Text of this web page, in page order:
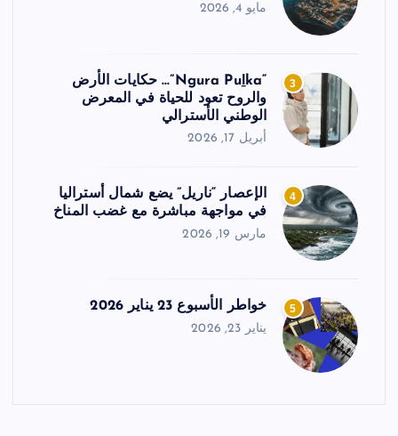
مايو 4, 2026
3
“Ngura Puḻka”… حكايات الأرض
والروح تعود للحياة في المعرض
الوطني الأسترالي
أبريل 17, 2026
4
الإعصار “ناريل” يضع شمال أستراليا
في مواجهة مباشرة مع غضب المناخ
مارس 19, 2026
5 خواطر الأسبوع 23 يناير 2026
يناير 23, 2026